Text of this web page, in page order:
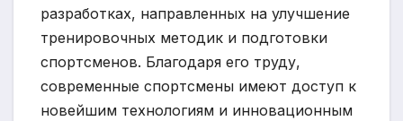
разработках, направленных на улучшение
тренировочных методик и подготовки
спортсменов. Благодаря его труду,
современные спортсмены имеют доступ к
новейшим технологиям и инновационным